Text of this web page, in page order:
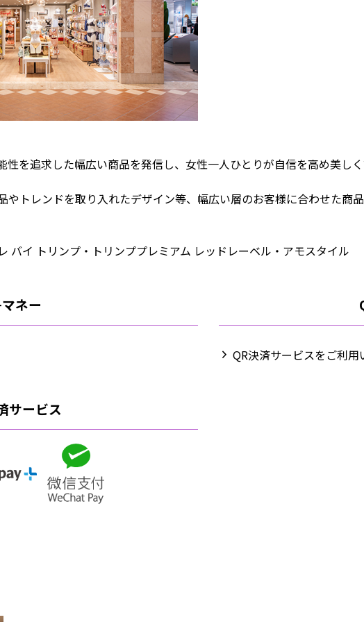
性を追求した幅広い商品を発信し、女性一人ひとりが自信を高め美し
トレンドを取り入れたデザイン等、幅広い層のお客様に合わせた商品
バイ トリンプ・トリンププレミアム レッドレーベル・アモスタイル
ネー
QR決済サービスをご利用
サービス